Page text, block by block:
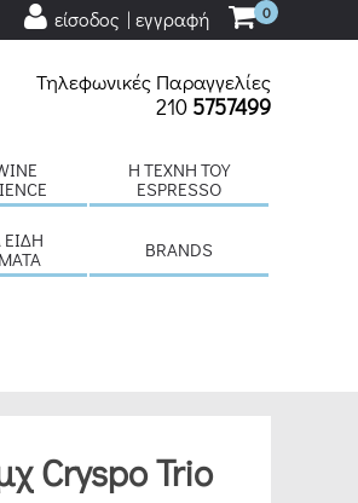
0
είσοδος | εγγραφή
Τηλεφωνικές Παραγγελίες
210 5757499
H ΤΈΧΝΗ ΤΟΥ
ESPRESSO
ΕΊΔΗ
BRANDS
Cryspo Trio